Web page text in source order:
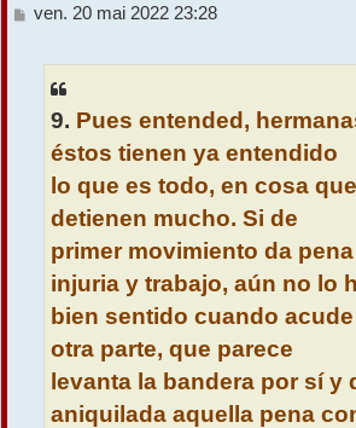
M
ven. 20 mai 2022 23:28
9. Pues entended,
éstos tienen ya entendido
lo que es todo, en cosa
detienen mucho. Si de
primer movimiento da
injuria y trabajo, aún no lo
bien sentido cuando
otra parte, que parece
levanta la bandera por sí y
aniquilada aquella pena